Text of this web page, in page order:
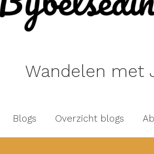
Wandelen met
Blogs Overzicht blogs